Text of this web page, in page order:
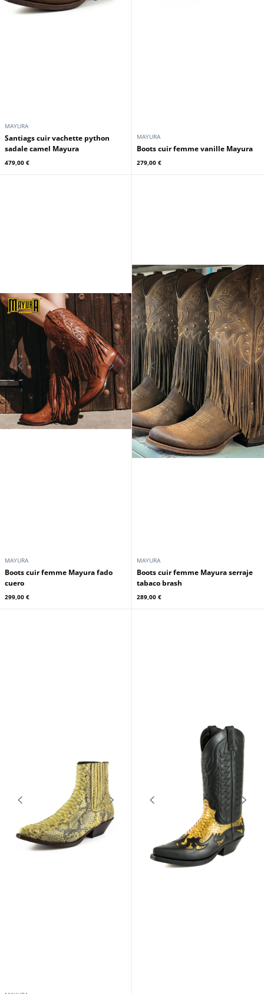
MAYURA
Santiags cuir vachette python
sadale camel Mayura
479,00 €
MAYURA
Boots cuir femme vanille Mayura
279,00 €
MAYURA
Boots cuir femme Mayura fado
cuero
299,00 €
MAYURA
Boots cuir femme Mayura serraje
tabaco brash
289,00 €